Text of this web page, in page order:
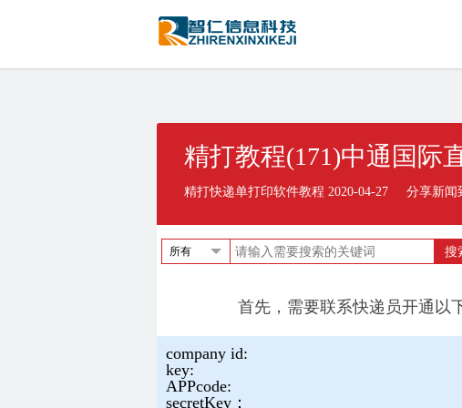
精打教程(171)中通国际
精打快递单打印软件教程 2020-04-27 分享新闻
所有
首先，需要联系快递员开通以
company id:
key:
APPcode:
secretKey：